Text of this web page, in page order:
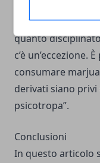
concentrazione
coltivatori e non
quanto disciplinato
c’è un’eccezione.
consumare
derivati siano privi
psicotropa”.
Conclusioni
In questo articolo